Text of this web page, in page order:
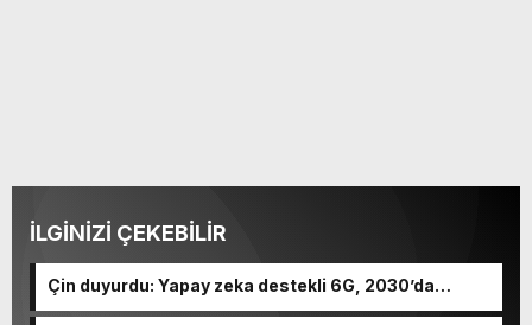
İLGİNİZİ ÇEKEBİLİR
Çin duyurdu: Yapay zeka destekli 6G, 2030’da